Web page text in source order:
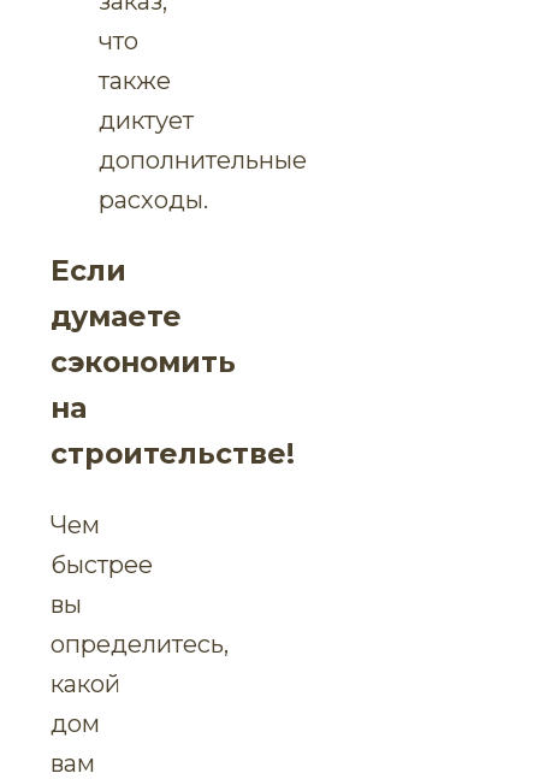
что
также
диктует
дополнительные
расходы.
Если
думаете
сэкономить
на
строительстве!
Чем
быстрее
вы
определитесь,
какой
дом
вам